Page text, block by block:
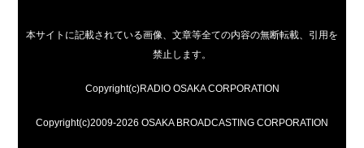
本サイトに記載されている画像、文章等全ての内容の無断転載、引用を
禁止します。
Copyright(c)RADIO OSAKA CORPORATION
Copyright(c)2009-2026 OSAKA BROADCASTING CORPORATION